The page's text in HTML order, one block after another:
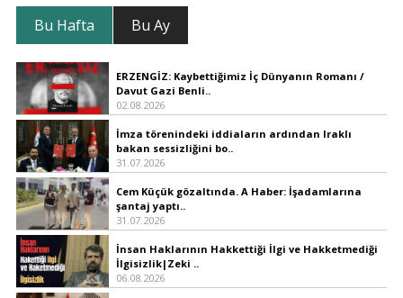
Bu Hafta Bu Ay
ERZENGİZ: Kaybettiğimiz İç Dünyanın Romanı /
Davut Gazi Benli..
02.08.2026
İmza törenindeki iddiaların ardından Iraklı
bakan sessizliğini bo..
31.07.2026
Cem Küçük gözaltında. A Haber: İşadamlarına
şantaj yaptı..
31.07.2026
İnsan Haklarının Hakkettiği İlgi ve Hakketmediği
İlgisizlik|Zeki ..
06.08.2026